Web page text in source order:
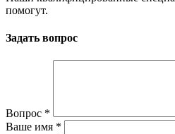
помогут.
Задать вопрос
Вопрос *
Ваше имя *